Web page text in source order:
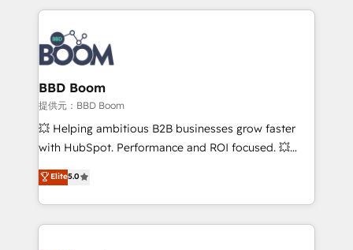
100+ intégrations CRM HubSpot réussies - 40
experts conseil - 150 certifications HubSpot
cumulées
builds scalable strategies that drive long-term
revenue. ⚙️ HubSpot Integration & Optimization •
Seamless CRM, CMS, and automation setup •
Complex platform migrations and data cleanups •
Custom APIs and third-party integrations 📈 End-to-
End Revenue Acceleration • Lifecycle marketing and
pipeline growth programs • Sales enablement tools
and CRM optimization • Retention strategies with
Execution • 750+ onboardings and 2,000+
implementations • Deep expertise across marketing,
BBD Boom
提供元：BBD Boom
💥 Helping ambitious B2B businesses grow faster
with HubSpot. Performance and ROI focused. 💥
BBD Boom is the HubSpot partner that can help you
to HubSpot Better. We work with your teams to
solve all your HubSpot challenges and improve user
adoption, sales process and marketing results.
Elite5.0